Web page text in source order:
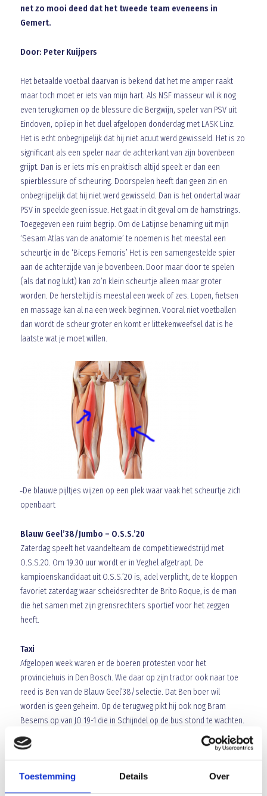
Toestemming Details Over
net zo mooi deed dat het tweede team eveneens in
Gemert.
Door: Peter Kuijpers
Het betaalde voetbal daarvan is bekend dat het me amper raakt
maar toch moet er iets van mijn hart. Als NSF masseur wil ik nog
even terugkomen op de blessure die Bergwijn, speler van PSV uit
Eindoven, opliep in het duel afgelopen donderdag met LASK Linz.
Het is echt onbegrijpelijk dat hij niet acuut werd gewisseld. Het is zo
significant als een speler naar de achterkant van zijn bovenbeen
grijpt. Dan is er iets mis en praktisch altijd speelt er dan een
spierblessure of scheuring. Doorspelen heeft dan geen zin en
onbegrijpelijk dat hij niet werd gewisseld. Dan is het ondertal waar
PSV in speelde geen issue. Het gaat in dit geval om de hamstrings.
Toegegeven een ruim begrip. Om de Latijnse benaming uit mijn
‘Sesam Atlas van de anatomie’ te noemen is het meestal een
scheurtje in de ‘Biceps Femoris’ Het is een samengestelde spier
aan de achterzijde van je bovenbeen. Door maar door te spelen
(als dat nog lukt) kan zo’n klein scheurtje alleen maar groter
worden. De hersteltijd is meestal een week of zes. Lopen, fietsen
en massage kan al na een week beginnen. Vooral niet voetballen
dan wordt de scheur groter en komt er littekenweefsel dat is he
laatste wat je moet willen.
De blauwe pijltjes wijzen op een plek waar vaak het scheurtje zich
openbaart
Blauw Geel’38/Jumbo – O.S.S.’20
Zaterdag speelt het vaandelteam de competitiewedstrijd met
O.S.S.20. Om 19.30 uur wordt er in Veghel afgetrapt. De
kampioenskandidaat uit O.S.S.’20 is, adel verplicht, de te kloppen
favoriet zaterdag waar scheidsrechter de Brito Roque, is de man
die het samen met zijn grensrechters sportief voor het zeggen
heeft.
Taxi
Afgelopen week waren er de boeren protesten voor het
provinciehuis in Den Bosch. Wie daar op zijn tractor ook naar toe
reed is Ben van de Blauw Geel’38/selectie. Dat Ben boer wil
worden is geen geheim. Op de terugweg pikt hij ook nog Bram
Besems op van JO 19-1 die in Schijndel op de bus stond te wachten.
Bram werd thuis aan de deur gedropt.
Uit de ALV (algemene leden vergadering) kwam ten berde dat de
ledenadministratie via het KNVB programma via Sportlink gaat